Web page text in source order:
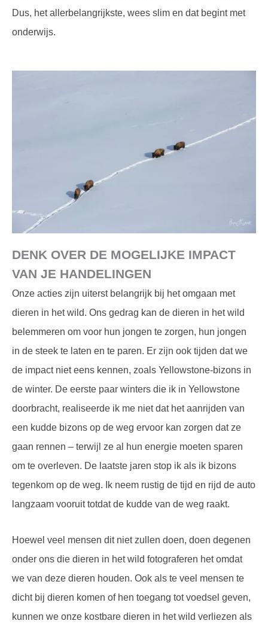
Dus, het allerbelangrijkste, wees slim en dat begint met
onderwijs.
DENK OVER DE MOGELIJKE IMPACT
VAN JE HANDELINGEN
Onze acties zijn uiterst belangrijk bij het omgaan met
dieren in het wild. Ons gedrag kan de dieren in het wild
belemmeren om voor hun jongen te zorgen, hun jongen
in de steek te laten en te paren. Er zijn ook tijden dat we
de impact niet eens kennen, zoals Yellowstone-bizons in
de winter. De eerste paar winters die ik in Yellowstone
doorbracht, realiseerde ik me niet dat het aanrijden van
een kudde bizons op de weg ervoor kan zorgen dat ze
gaan rennen – terwijl ze al hun energie moeten sparen
om te overleven. De laatste jaren stop ik als ik bizons
tegenkom op de weg. Ik neem rustig de tijd en rijd de auto
langzaam vooruit totdat de kudde van de weg raakt.
Hoewel veel mensen dit niet zullen doen, doen degenen
onder ons die dieren in het wild fotograferen het omdat
we van deze dieren houden. Ook als te veel mensen te
dicht bij dieren komen of hen toegang tot voedsel geven,
kunnen we onze kostbare dieren in het wild verliezen als